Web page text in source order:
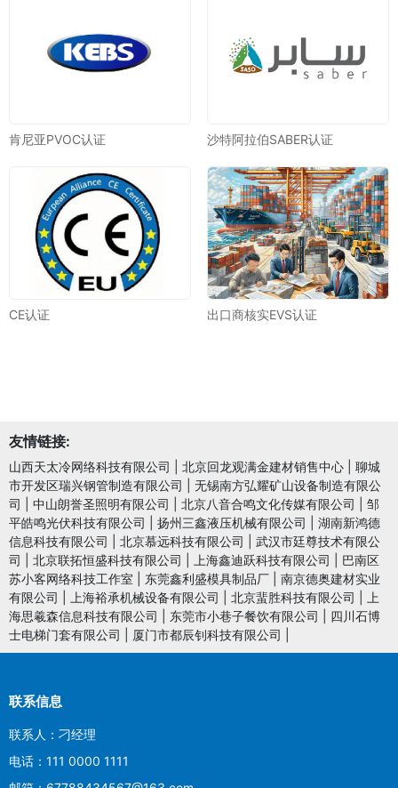
肯尼亚PVOC认证 沙特阿拉伯SABER认证
CE认证 出口商核实EVS认证
友情链接:
山西天太冷网络科技有限公司 北京回龙观满金建材销售中心
聊城
市开发区瑞兴钢管制造有限公司
无锡南方弘耀矿山设备制造有限公
司
中山朗誉圣照明有限公司 北京八音合鸣文化传媒有限公司
邹
平皓鸣光伏科技有限公司
扬州三鑫液压机械有限公司
湖南新鸿德
信息科技有限公司
北京慕远科技有限公司
武汉市廷尊技术有限公
司
北京联拓恒盛科技有限公司 上海鑫迪跃科技有限公司
巴南区
苏小客网络科技工作室
东莞鑫利盛模具制品厂
南京德奥建材实业
有限公司
上海裕承机械设备有限公司 北京蜚胜科技有限公司
上
海思羲森信息科技有限公司
东莞市小巷子餐饮有限公司
四川石博
士电梯门套有限公司
厦门市都辰钊科技有限公司
联系信息
联系人：刁经理
电话：111 0000 1111